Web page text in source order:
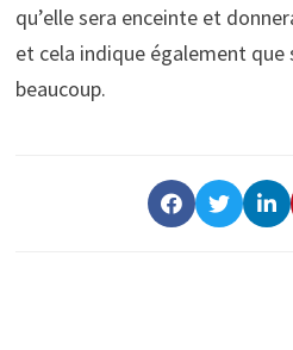
qu’elle sera enceinte et
et cela indique également que
beaucoup.